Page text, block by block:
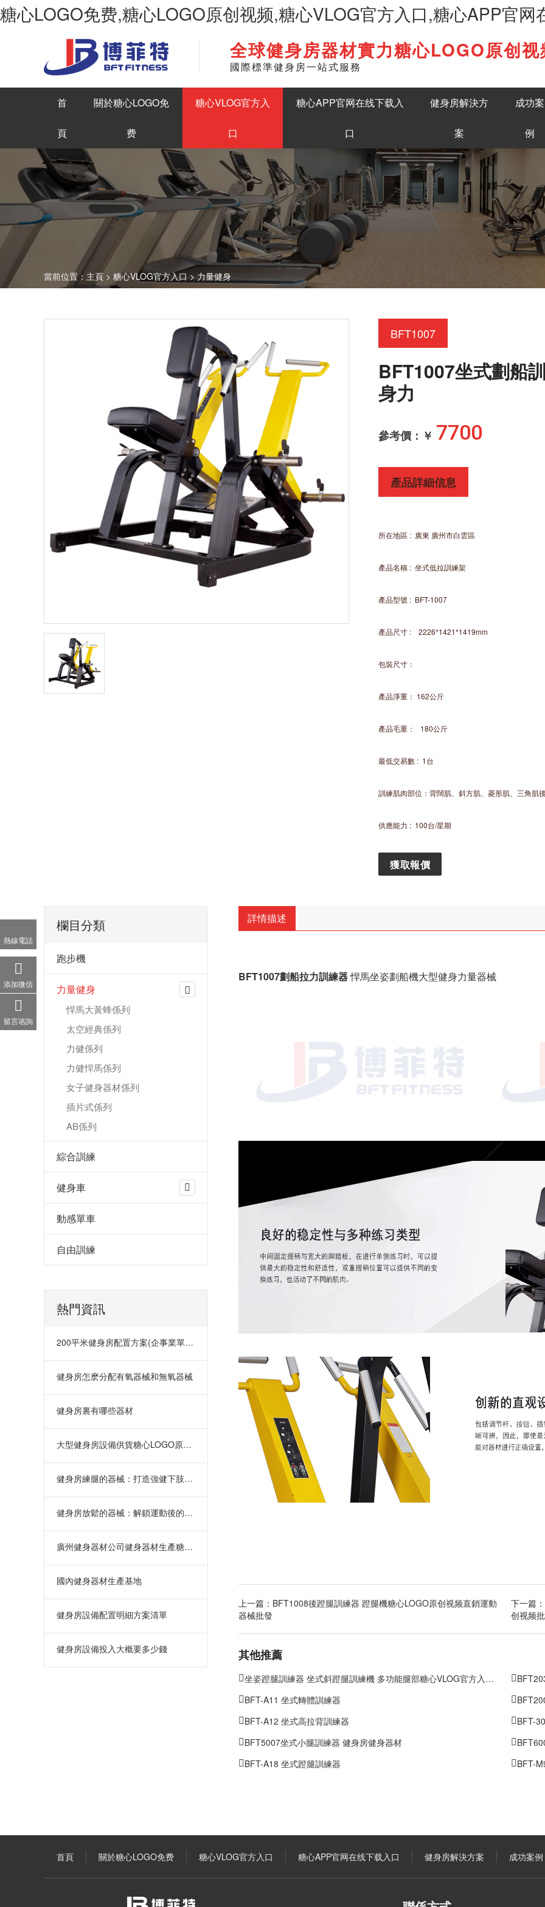
糖心LOGO免费,糖心LOGO原创视频,糖心VLOG官方入口,糖心APP官网
區最大商用健身房器材生產糖心LOGO原创视频 English
全球健身房器材實力糖心LOGO原创视
國際標準健身房一站式服務
首
頁
關於糖心LOGO免
费
糖心VLOG官方入
口
糖心APP官网在线下载入
口
健身房解決方
案
成功案
例
當前位置： 主頁 > 糖心VLOG官方入口> 力量健身
BFT1007
BFT1007坐式劃船
身力
參考價：￥ 7700
產品詳細信息
所在地區 : 廣東 廣州市白雲區
產品名稱 : 坐式低拉訓練架
產品型號 : BFT-1007
產品尺寸 : 2226*1421*1419mm
包裝尺寸：
產品淨重： 162公斤
產品毛重： 180公斤
最低交易數 : 1台
訓練肌肉部位：背闊肌、斜方肌、菱形肌、三角肌
供應能力 : 100台/星期
獲取報價
詳情描述
BFT1007劃船拉力訓練器悍馬坐姿劃船機大型健身力量器械
欄目分類
跑步機
力量健身
悍馬大黃蜂係列
太空經典係列
力健係列
力健悍馬係列
女子健身器材係列
插片式係列
AB係列
綜合訓練
健身車
動感單車
自由訓練
熱門資訊
200平米健身房配置方案(企事業單位活
健身房怎麽分配有氧器械和無氧器械
健身房裏有哪些器材
大型健身房設備供貨糖心LOGO原创视频
健身房練腿的器械：打造強健下肢的全
健身房放鬆的器械：解鎖運動後的寧靜
廣州健身器材公司健身器材生產糖心LOGO原创视频
國內健身器材生產基地
健身房設備配置明細方案清單
健身房設備投入大概要多少錢
熱線電話
添加微信
留言谘詢